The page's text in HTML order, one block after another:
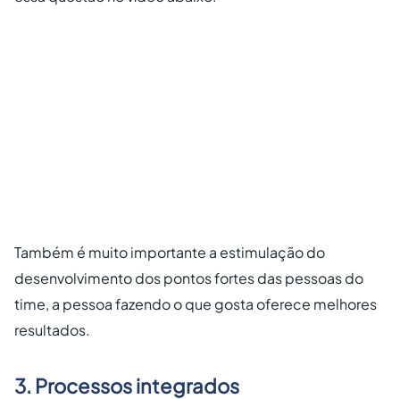
Também é muito importante a estimulação do
desenvolvimento dos pontos fortes das pessoas do
time, a pessoa fazendo o que gosta oferece melhores
resultados.
3. Processos integrados